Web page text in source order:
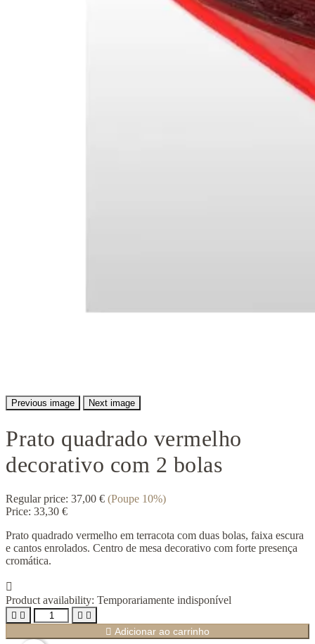
Previous image Next image
Prato quadrado vermelho
decorativo com 2 bolas
Regular price: 37,00 € (Poupe 10%)
Price: 33,30 €
Prato quadrado vermelho em terracota com duas bolas, faixa escura
e cantos enrolados. Centro de mesa decorativo com forte presença
cromática.

Product availability: Temporariamente indisponível
   
 Adicionar ao carrinho